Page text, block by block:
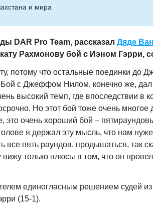
и мира
DAR Pro Team, рассказал Дяде
Рахмонову бой с Иэном Гэрри,
потому что остальные поединки до
Бой с Джеффом Нилом, конечно же,
высокий темп, где впоследствии в
Но этот бой тоже очень многое
это очень хороший бой –
я держал эту мысль, что нам
все пять раундов, продышаться, так
только плюсы в том, что он
единогласным решением судей из
(15-1).